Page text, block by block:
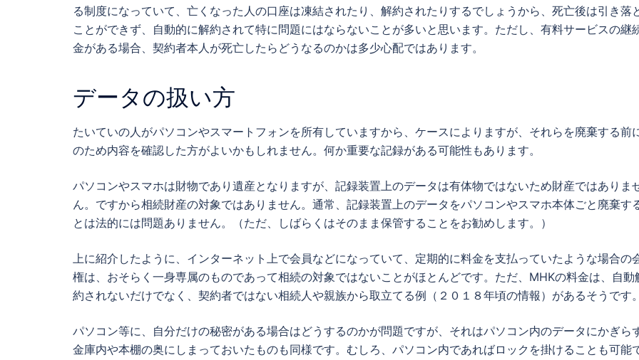
る制度になっていて、亡くなった人の口座は凍結されたり、解約されたりするでしょうから、死亡後は引き落
ことができず、自動的に解約されて特に問題にはならないことが多いと思います。ただし、有料サービスの継
金がある場合、契約者本人が死亡したらどうなるのかは多少心配ではあります。
データの扱い方
たいていの人がパソコンやスマートフォンを所有していますから、ケースによりますが、それらを廃棄する前
のため内容を確認した方がよいかもしれません。何か重要な記録がある可能性もあります。
パソコンやスマホは財物であり遺産となりますが、記録装置上のデータは有体物ではないため財産ではありま
ん。ですから相続財産の対象ではありません。通常、記録装置上のデータをパソコンやスマホ本体ごと廃棄す
とは法的には問題ありません。（ただ、しばらくはそのまま保管することをお勧めします。）
上に紹介したように、インターネット上で会員などになっていて、定期的に料金を支払っていたような場合の
権は、おそらく一身専属のものであって相続の対象ではないことがほとんどです。ただ、MHKの料金は、自動
約されないだけでなく、契約者ではない相続人や親族から取立てる例（２０１８年頃の情報）があるそうです。
パソコン等に、自分だけの秘密がある場合はどうするのかが問題ですが、それはパソコン内のデータにかぎらず
金庫内や本棚の奥にしまっておいたものも同様です。むしろ、パソコン内であればロックを掛けることも可能